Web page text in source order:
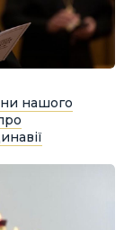
нашого